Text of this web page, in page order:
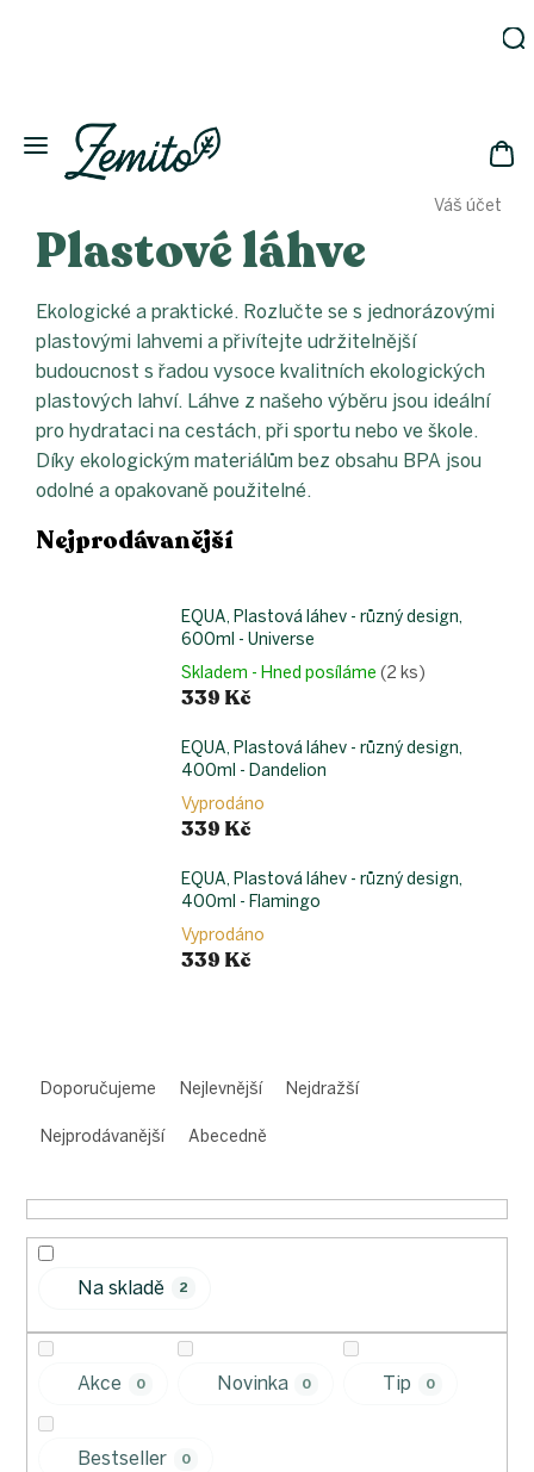
Váš účet
Eko
domácnost
Kosmetika
Eko
Akce
Zachraň
a ušetři
Novinky
Vánoce
Přihlášení
Plastové láhve
Ekologické a praktické. Rozlučte se s jednorázovými
plastovými lahvemi a přivítejte udržitelnější
budoucnost s řadou vysoce kvalitních ekologických
plastových lahví. Láhve z našeho výběru jsou ideální
pro hydrataci na cestách, při sportu nebo ve škole.
Díky ekologickým materiálům bez obsahu BPA jsou
odolné a opakovaně použitelné.
Nejprodávanější
EQUA, Plastová láhev - různý design,
600ml - Universe
Skladem - Hned posíláme (2 ks)
339 Kč
EQUA, Plastová láhev - různý design,
400ml - Dandelion
Vyprodáno
339 Kč
EQUA, Plastová láhev - různý design,
400ml - Flamingo
Vyprodáno
339 Kč
a
p
r
o
k
Doporučujeme Nejlevnější Nejdražší
Nejprodávanější Abecedně
Na skladě 2
Akce 0 Novinka 0 Tip 0
Bestseller 0